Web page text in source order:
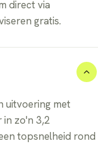
direct via
gratis.
uitvoering met
zo'n 3,2
topsnelheid rond